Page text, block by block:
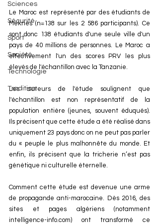
Sciences
Sécurité
Sport
Société
Technologie
Tradition
Le Maroc est représenté par des étudiants de
Meknès (n=138 sur les 2 586 participants). Ce
sont donc 138 étudiants d'une seule ville d'un
pays de 40 millions de personnes. Le Maroc a
effectivement l'un des scores PRV les plus
élevés de l'échantillon avec la Tanzanie.
Les auteurs de l'étude soulignent que
l'échantillon est non représentatif de la
population entière (jeunes, souvent éduqués).
Ils précisent que cette étude a été réalisé dans
uniquement 23 pays donc on ne peut pas parler
du « peuple le plus malhonnête du monde. Et
enfin, ils précisent que la tricherie n’est pas
génétique ni culturelle éternelle.
Comment cette étude est devenue une arme
de propagande anti-marocaine. Dès 2016, des
intelligence-info.com) ont transformé ce